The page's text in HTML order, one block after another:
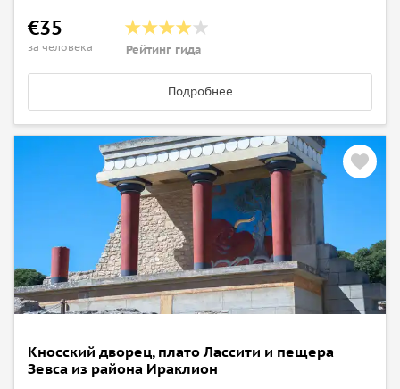
€35
за человека Рейтинг гида
Подробнее
Кносский дворец, плато Лассити и пещера
Зевса из района Ираклион